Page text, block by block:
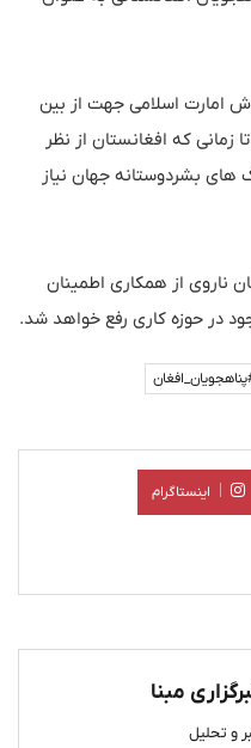
امارت اسلامی جهت از بین
زمانی که افغانستان از نظر
های بشردوستانه جهان نیاز
ناروی از همکاری اطمینان
در حوزه کاری رفع خواهد شد.
اینستاگرام
مبنا
و تحلیل